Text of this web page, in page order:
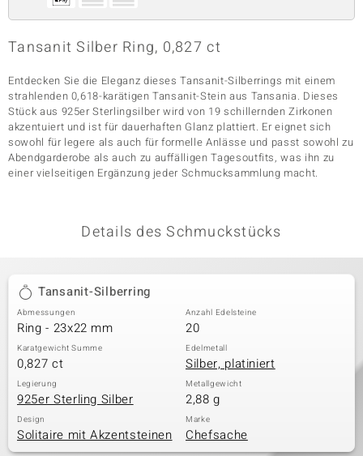
Classics
Tansanit Silber Ring, 0,827 ct
Entdecken Sie die Eleganz dieses Tansanit-Silberrings mit einem
strahlenden 0,618-karätigen Tansanit-Stein aus Tansania. Dieses
Stück aus 925er Sterlingsilber wird von 19 schillernden Zirkonen
akzentuiert und ist für dauerhaften Glanz plattiert. Er eignet sich
sowohl für legere als auch für formelle Anlässe und passt sowohl zu
Abendgarderobe als auch zu auffälligen Tagesoutfits, was ihn zu
einer vielseitigen Ergänzung jeder Schmucksammlung macht.
Details des Schmuckstücks
Tansanit-Silberring
Abmessungen
Ring - 23x22 mm
Anzahl Edelsteine
20
Karatgewicht Summe
0,827 ct
Edelmetall
Silber, platiniert
Legierung
925er Sterling Silber
Metallgewicht
2,88 g
Design
Solitaire mit Akzentsteinen
Marke
Chefsache